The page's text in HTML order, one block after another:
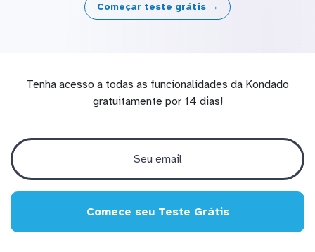
Começar teste grátis →
Tenha acesso a todas as funcionalidades da Kondado
gratuitamente por 14 dias!
Comece seu Teste Grátis